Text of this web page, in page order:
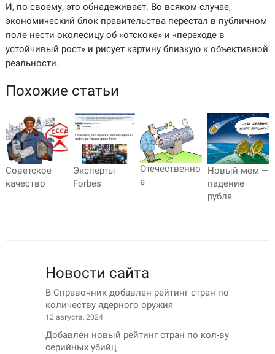
И, по-своему, это обнадеживает. Во всяком случае,
экономический блок правительства перестал в публичном
поле нести околесицу об «отскоке» и «переходе в
устойчивый рост» и рисует картину близкую к объективной
реальности.
Похожие статьи
Советское
качество
Эксперты
Forbes
Отечественно
е
Новый мем —
падение
рубля
Новости сайта
В Справочник добавлен рейтинг стран по
количеству ядерного оружия
12 августа, 2024
Добавлен новый рейтинг стран по кол-ву
серийных убийц